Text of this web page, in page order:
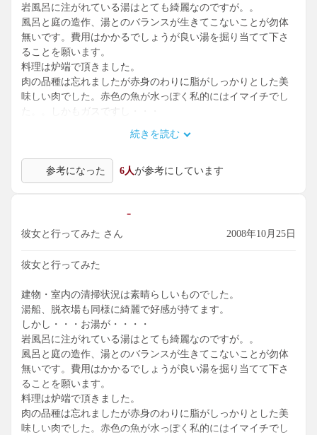
岩風呂に注がれている湯はとても綺麗なのですが。。
風呂と庭の造作、湯とのバランスが生きてこないことが勿体
無いです。費用はかかるでしょうが良い湯を掘り当てて下さ
ることを願います。
料理は炉端で頂きました。
肉の品種は忘れましたが赤身のわりに脂がしっかりとした美
味しい肉でした。赤色の魚が水っぽく私的にはイマイチでし
た。。しかもガスですし・・・
個人的な評価となりますが、宿泊料金は12,000円前後が妥当
だと思います。
続きを読む
参考になった 6人が参考にしています
-
彼女と行ってみた さん 2008年10月25日
彼女と行ってみた
建物・室内の清掃状況は素晴らしいものでした。
湯船、脱衣場も同様に綺麗で好感が持てます。
しかし・・・お湯が・・・・
岩風呂に注がれている湯はとても綺麗なのですが。。
風呂と庭の造作、湯とのバランスが生きてこないことが勿体
無いです。費用はかかるでしょうが良い湯を掘り当てて下さ
ることを願います。
料理は炉端で頂きました。
肉の品種は忘れましたが赤身のわりに脂がしっかりとした美
味しい肉でした。赤色の魚が水っぽく私的にはイマイチでし